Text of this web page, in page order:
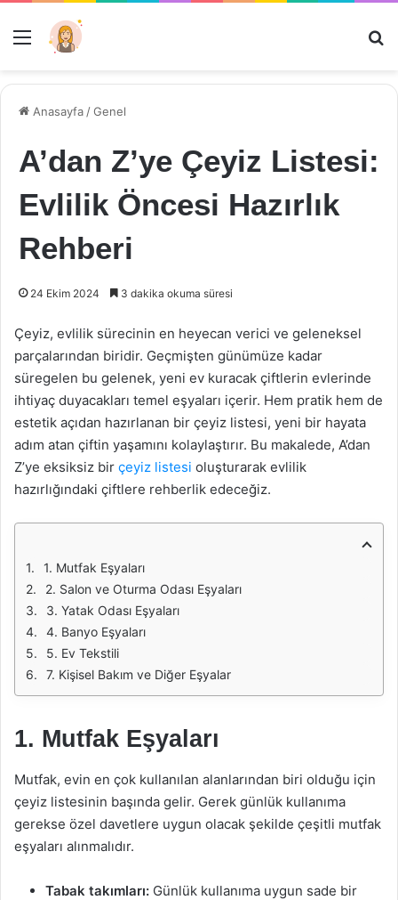
Menü
Anasayfa /Genel
A’dan Z’ye Çeyiz Listesi:
Evlilik Öncesi Hazırlık
Rehberi
24 Ekim 2024 3 dakika okuma süresi
Çeyiz, evlilik sürecinin en heyecan verici ve geleneksel
parçalarından biridir. Geçmişten günümüze kadar
süregelen bu gelenek, yeni ev kuracak çiftlerin evlerinde
ihtiyaç duyacakları temel eşyaları içerir. Hem pratik hem de
estetik açıdan hazırlanan bir çeyiz listesi, yeni bir hayata
adım atan çiftin yaşamını kolaylaştırır. Bu makalede, A’dan
Z’ye eksiksiz bir çeyiz listesi oluşturarak evlilik
hazırlığındaki çiftlere rehberlik edeceğiz.
1. Mutfak Eşyaları
2. Salon ve Oturma Odası Eşyaları
3. Yatak Odası Eşyaları
4. Banyo Eşyaları
5. Ev Tekstili
7. Kişisel Bakım ve Diğer Eşyalar
1. Mutfak Eşyaları
Mutfak, evin en çok kullanılan alanlarından biri olduğu için
çeyiz listesinin başında gelir. Gerek günlük kullanıma
gerekse özel davetlere uygun olacak şekilde çeşitli mutfak
eşyaları alınmalıdır.
Tabak takımları: Günlük kullanıma uygun sade bir